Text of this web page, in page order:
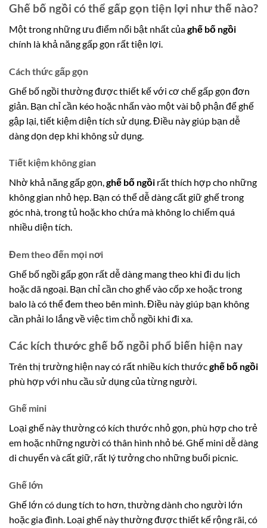
Ghế bố ngồi có thể gấp gọn tiện lợi như thế nào?
Một trong những ưu điểm nổi bật nhất củaghế bố ngồi
chính là khả năng gấp gọn rất tiện lợi.
Cách thức gấp gọn
Ghế bố ngồi thường được thiết kế với cơ chế gấp gọn đơn
giản. Bạn chỉ cần kéo hoặc nhấn vào một vài bộ phận để ghế
gập lại, tiết kiệm diện tích sử dụng. Điều này giúp bạn dễ
dàng dọn dẹp khi không sử dụng.
Tiết kiệm không gian
Nhờ khả năng gấp gọn,ghế bố ngồi rất thích hợp cho những
không gian nhỏ hẹp. Bạn có thể dễ dàng cất giữ ghế trong
góc nhà, trong tủ hoặc kho chứa mà không lo chiếm quá
nhiều diện tích.
Đem theo đến mọi nơi
Ghế bố ngồi gấp gọn rất dễ dàng mang theo khi đi du lịch
hoặc dã ngoại. Bạn chỉ cần cho ghế vào cốp xe hoặc trong
balo là có thể đem theo bên mình. Điều này giúp bạn không
cần phải lo lắng về việc tìm chỗ ngồi khi đi xa.
Các kích thước ghế bố ngồi phổ biến hiện nay
Trên thị trường hiện nay có rất nhiều kích thướcghế bố ngồi
phù hợp với nhu cầu sử dụng của từng người.
Ghế mini
Loại ghế này thường có kích thước nhỏ gọn, phù hợp cho trẻ
em hoặc những người có thân hình nhỏ bé. Ghế mini dễ dàng
di chuyển và cất giữ, rất lý tưởng cho những buổi picnic.
Ghế lớn
Ghế lớn có dung tích to hơn, thường dành cho người lớn
hoặc gia đình. Loại ghế này thường được thiết kế rộng rãi, có